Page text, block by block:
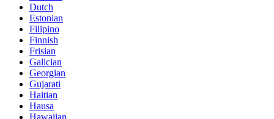
Dutch
Estonian
Filipino
Finnish
Frisian
Galician
Georgian
Gujarati
Haitian
Hausa
Hawaiian